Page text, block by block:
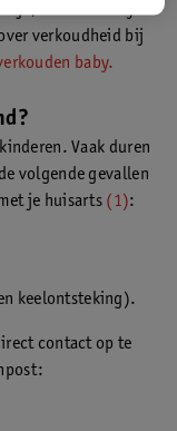
dus ook baby’s
verkoudheid bij
baby.
Vaak duren
volgende gevallen
je huisarts (1):
keelontsteking).
contact op te